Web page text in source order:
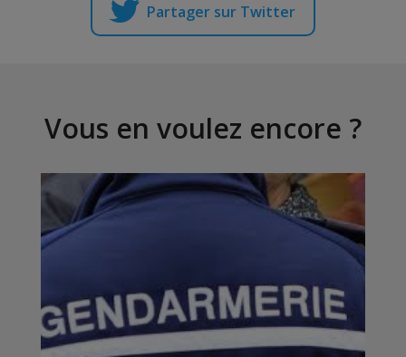
Partager sur Twitter
Vous en voulez encore ?